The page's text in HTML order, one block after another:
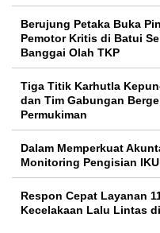
Berujung Petaka Buka
Pemotor Kritis di Batui
Banggai Olah TKP
Tiga Titik Karhutla
dan Tim Gabungan
Permukiman
Dalam Memperkuat
Monitoring Pengisian
Respon Cepat Layanan
Kecelakaan Lalu Lintas